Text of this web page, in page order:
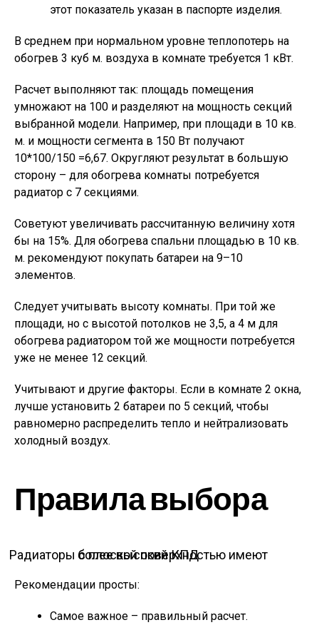
этот показатель указан в паспорте изделия.
В среднем при нормальном уровне теплопотерь на
обогрев 3 куб м. воздуха в комнате требуется 1 кВт.
Расчет выполняют так: площадь помещения
умножают на 100 и разделяют на мощность секций
выбранной модели. Например, при площади в 10 кв.
м. и мощности сегмента в 150 Вт получают
10*100/150 =6,67. Округляют результат в большую
сторону – для обогрева комнаты потребуется
радиатор с 7 секциями.
Советуют увеличивать рассчитанную величину хотя
бы на 15%. Для обогрева спальни площадью в 10 кв.
м. рекомендуют покупать батареи на 9–10
элементов.
Следует учитывать высоту комнаты. При той же
площади, но с высотой потолков не 3,5, а 4 м для
обогрева радиатором той же мощности потребуется
уже не менее 12 секций.
Учитывают и другие факторы. Если в комнате 2 окна,
лучше установить 2 батареи по 5 секций, чтобы
равномерно распределить тепло и нейтрализовать
холодный воздух.
Правила выбора
Радиаторы с плоской поверхностью имеют более высокий КПД
Рекомендации просты:
Самое важное – правильный расчет.